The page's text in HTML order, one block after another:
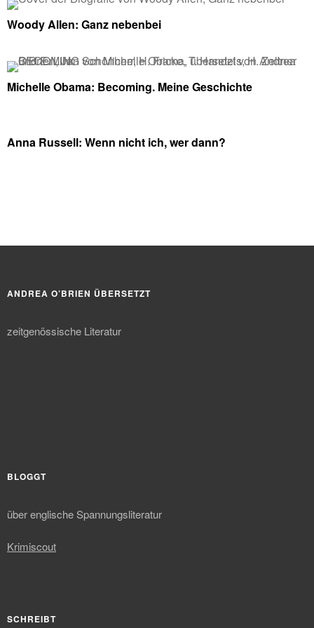
Woody Allen: Ganz nebenbei
Michelle Obama: Becoming. Meine Geschichte
Anna Russell: Wenn nicht ich, wer dann?
ANDREA O’BRIEN ÜBERSETZT
zeitgenössische Literatur
BLOGGT
über englische Spannungsliteratur
Krimiscout
SCHREIBT